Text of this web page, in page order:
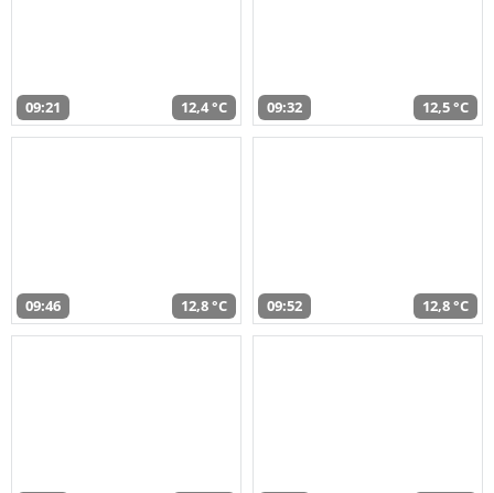
09:21 12,4 °C 09:32 12,5 °C
09:46 12,8 °C 09:52 12,8 °C